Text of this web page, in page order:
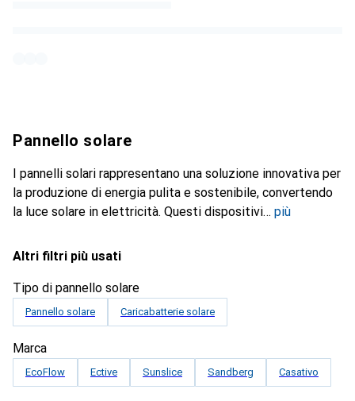
Pannello solare
I pannelli solari rappresentano una soluzione innovativa per
la produzione di energia pulita e sostenibile, convertendo
la luce solare in elettricità. Questi dispositivi
più
Altri filtri più usati
Tipo di pannello solare
Pannello solare Caricabatterie solare
Marca
EcoFlow Ective Sunslice Sandberg Casativo